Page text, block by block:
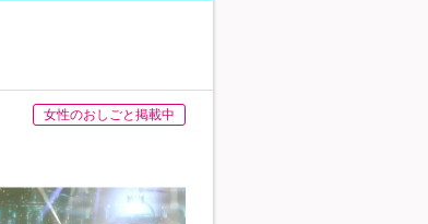
女性のおしごと掲載中